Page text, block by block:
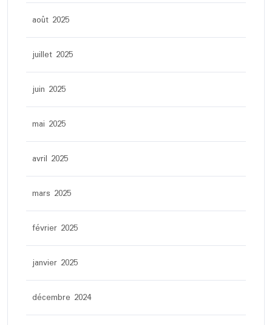
août 2025
juillet 2025
juin 2025
mai 2025
avril 2025
mars 2025
février 2025
janvier 2025
décembre 2024